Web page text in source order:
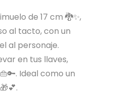
de 17 cm 🐉✨,
al tacto, con un
al personaje.
en tus llaves,
Ideal como un